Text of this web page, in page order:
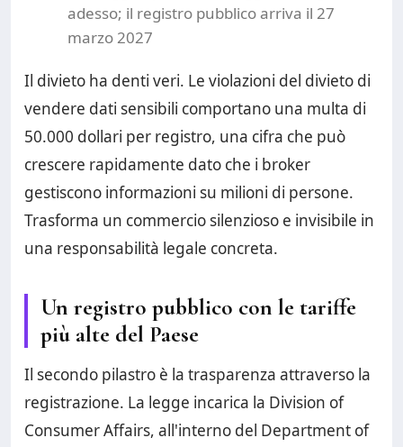
adesso; il registro pubblico arriva il 27
marzo 2027
Il divieto ha denti veri. Le violazioni del divieto di
vendere dati sensibili comportano una multa di
50.000 dollari per registro, una cifra che può
crescere rapidamente dato che i broker
gestiscono informazioni su milioni di persone.
Trasforma un commercio silenzioso e invisibile in
una responsabilità legale concreta.
Un registro pubblico con le tariffe
più alte del Paese
Il secondo pilastro è la trasparenza attraverso la
registrazione. La legge incarica la Division of
Consumer Affairs, all'interno del Department of